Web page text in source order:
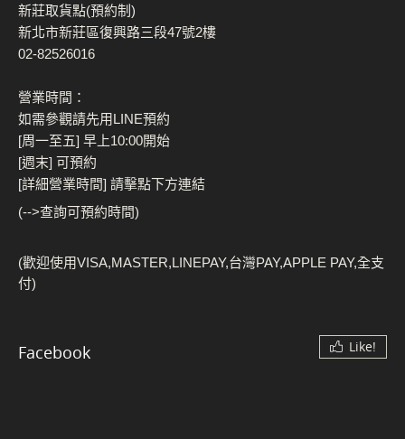
新莊取貨點(預約制)
新北市新莊區復興路三段47號2樓
02-82526016
營業時間：
如需參觀請先用LINE預約
[周一至五] 早上10:00開始
[週末] 可預約
[詳細營業時間] 請擊點下方連結
(-->查詢可預約時間)
(歡迎使用VISA,MASTER,LINEPAY,台灣PAY,APPLE PAY,全支
付)
Facebook Like!